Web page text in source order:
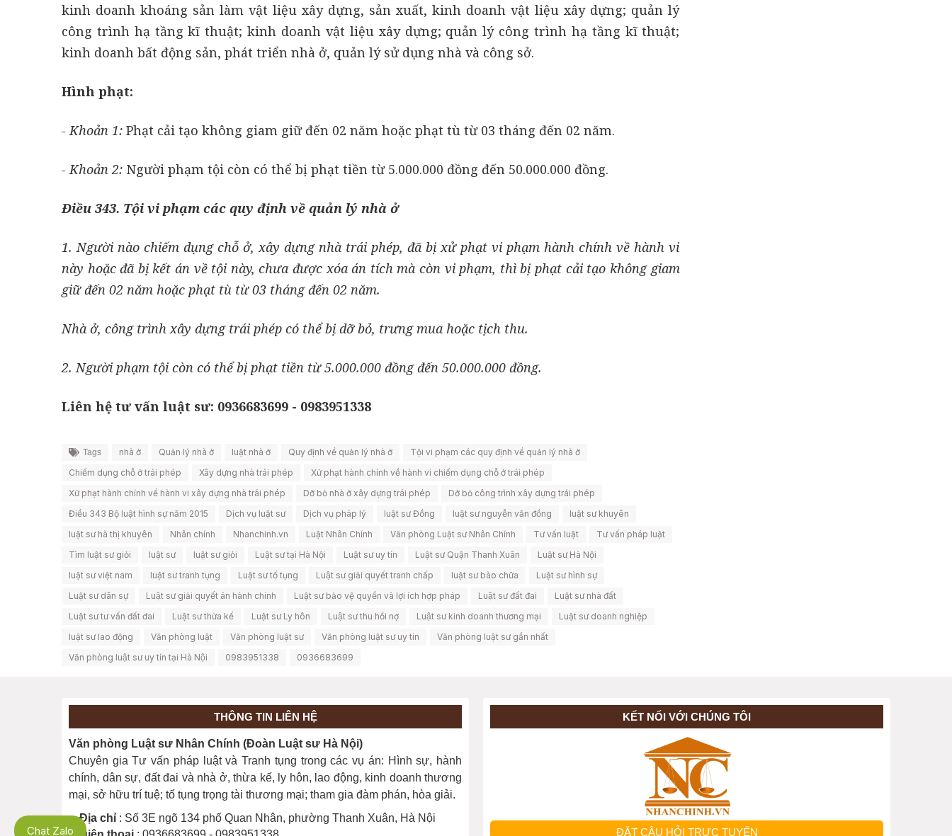
kinh doanh khoáng sản làm vật liệu xây dựng, sản xuất, kinh doanh vật liệu xây dựng; quản lý
công trình hạ tầng kĩ thuật; kinh doanh vật liệu xây dựng; quản lý công trình hạ tầng kĩ thuật;
kinh doanh bất động sản, phát triển nhà ở, quản lý sử dụng nhà và công sở.
Hình phạt:
- Khoản 1: Phạt cải tạo không giam giữ đến 02 năm hoặc phạt tù từ 03 tháng đến 02 năm.
- Khoản 2: Người phạm tội còn có thể bị phạt tiền từ 5.000.000 đồng đến 50.000.000 đồng.
Điều 343. Tội vi phạm các quy định về quản lý nhà ở
1. Người nào chiếm dụng chỗ ở, xây dựng nhà trái phép, đã bị xử phạt vi phạm hành chính về hành vi
này hoặc đã bị kết án về tội này, chưa được xóa án tích mà còn vi phạm, thì bị phạt cải tạo không giam
giữ đến 02 năm hoặc phạt tù từ 03 tháng đến 02 năm.
Nhà ở, công trình xây dựng trái phép có thể bị dỡ bỏ, trưng mua hoặc tịch thu.
2. Người phạm tội còn có thể bị phạt tiền từ 5.000.000 đồng đến 50.000.000 đồng.
Liên hệ tư vấn luật sư: 0936683699 - 0983951338
Tags nhà ở Quản lý nhà ở luật nhà ở Quy định về quản lý nhà ở
Tội vi phạm các quy định về quản lý nhà ở
Chiếm dụng chỗ ở trái phép
Xây dựng nhà trái phép
Xử phạt hành chính về hành vi chiếm dụng chỗ ở trái phép
Xử phạt hành chính về hành vi xây dựng nhà trái phép
Dỡ bỏ nhà ở xây dựng trái phép
Dở bỏ công trình xây dựng trái phép
Điều 343 Bộ luật hình sự năm 2015
Dịch vụ luật sư Dịch vụ pháp lý luật sư Đồng luật sư nguyễn văn đồng
luật sư khuyên
luật sư hà thị khuyên
Nhân chính Nhanchinh.vn Luật Nhân Chính Văn phòng Luật sư Nhân Chính Tư vấn luật
Tư vấn pháp luật
Tìm luật sư giỏi
luật sư luật sư giỏi Luật sư tại Hà Nội Luật sư uy tín Luật sư Quận Thanh Xuân
Luật sư Hà Nội
luật sư việt nam
luật sư tranh tụng Luật sư tố tụng Luật sư giải quyết tranh chấp luật sư bào chữa
Luật sư hình sự
Luật sư dân sự
Luật sư giải quyết án hành chính Luật sư bảo vệ quyền và lợi ích hợp pháp Luật sư đất đai
Luật sư nhà đất
Luật sư tư vấn đất đai
Luật sư thừa kế Luật sư Ly hôn Luật sư thu hồi nợ Luật sư kinh doanh thương mại
Luật sư doanh nghiệp
luật sư lao động
Văn phòng luật Văn phòng luật sư Văn phòng luật sư uy tín
Văn phòng luật sư gần nhất
Văn phòng luật sư uy tín tại Hà Nội
0983951338 0936683699
THÔNG TIN LIÊN HỆ
Văn phòng Luật sư Nhân Chính (Đoàn Luật sư Hà Nội)
Chuyên gia Tư vấn pháp luật và Tranh tụng trong các vụ án: Hình sự, hành
chính, dân sự, đất đai và nhà ở, thừa kế, ly hôn, lao động, kinh doanh thương
mại, sở hữu trí tuệ; tố tụng trọng tài thương mại; tham gia đàm phán, hòa giải.
Địa chỉ : Số 3E ngõ 134 phố Quan Nhân, phường Thanh Xuân, Hà Nội
KẾT NỐI VỚI CHÚNG TÔI
ĐẶT CÂU HỎI TRỰC TUYẾN
Chat Zalo